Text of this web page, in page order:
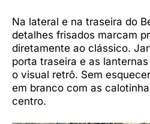
Na lateral e na traseira do
detalhes frisados marcam
diretamente ao clássico.
porta traseira e as
o visual retrô. Sem
em branco com as
centro.